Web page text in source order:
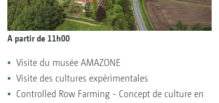
A partir de 11h00
Visite du musée AMAZONE
Visite des cultures expérimentales
Controlled Row Farming - Concept de culture en